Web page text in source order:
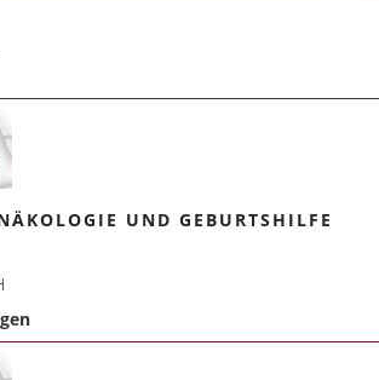
UND GEBURTSHILFE